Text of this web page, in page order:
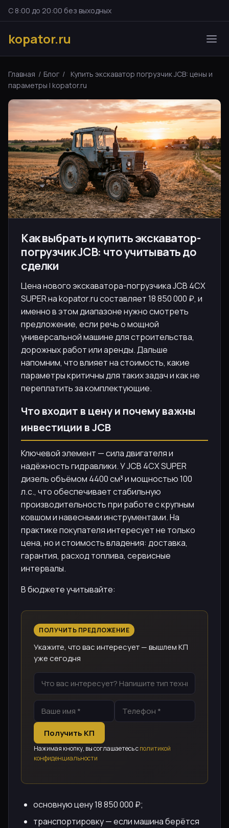
С 8:00 до 20:00 без выходных
kopator.ru
Главная / Блог /
Купить экскаватор погрузчик JCB: цены и
параметры | kopator.ru
Как выбрать и купить экскаватор-
погрузчик JCB: что учитывать до
сделки
Цена нового экскаватора-погрузчика JCB 4CX
SUPER на kopator.ru составляет 18 850 000 ₽, и
именно в этом диапазоне нужно смотреть
предложение, если речь о мощной
универсальной машине для строительства,
дорожных работ или аренды. Дальше
напомним, что влияет на стоимость, какие
параметры критичны для таких задач и как не
переплатить за комплектующие.
Что входит в цену и почему важны
инвестиции в JCB
Ключевой элемент — сила двигателя и
надёжность гидравлики. У JCB 4CX SUPER
дизель объёмом 4400 см³ и мощностью 100
л.с., что обеспечивает стабильную
производительность при работе с крупным
ковшом и навесными инструментами. На
практике покупателя интересует не только
цена, но и стоимость владения: доставка,
гарантия, расход топлива, сервисные
интервалы.
В бюджете учитывайте:
ПОЛУЧИТЬ ПРЕДЛОЖЕНИЕ
Укажите, что вас интересует — вышлем КП
уже сегодня
Получить КП
Нажимая кнопку, вы соглашаетесь сполитикой
конфиденциальности
основную цену 18 850 000 ₽;
транспортировку — если машина берётся